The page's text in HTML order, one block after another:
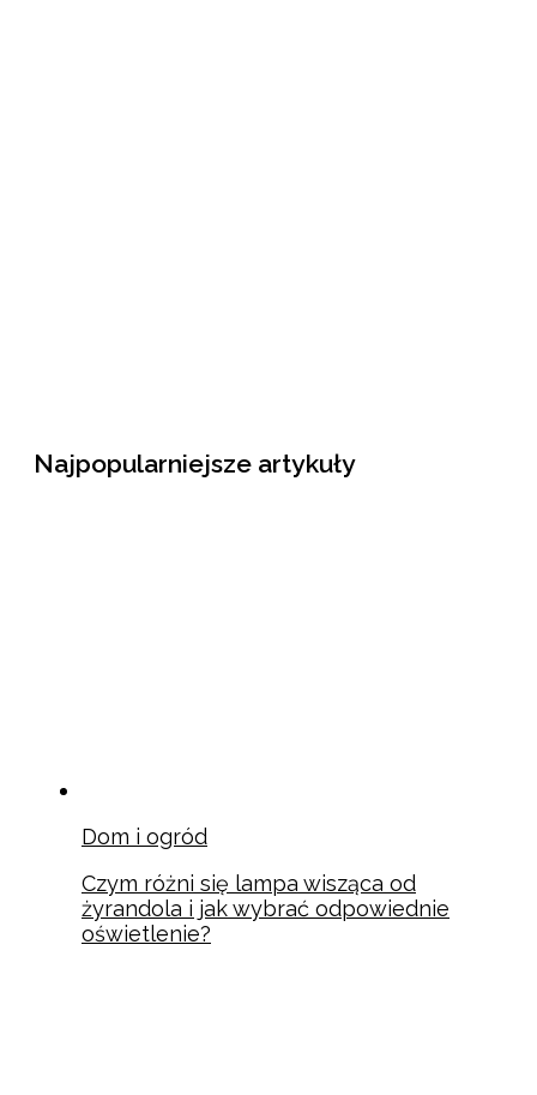
Najpopularniejsze artykuły
Dom i ogród
Czym różni się lampa wisząca od
żyrandola i jak wybrać odpowiednie
oświetlenie?